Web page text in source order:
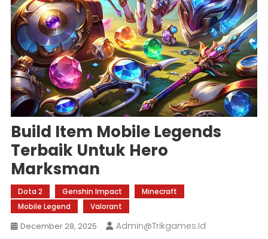
Build Item Mobile Legends
Terbaik Untuk Hero
Marksman
Dota 2 Genshin Impact
Minecraft
Mobile Legend
Valorant
December 28, 2025
Admin@trikgames.id